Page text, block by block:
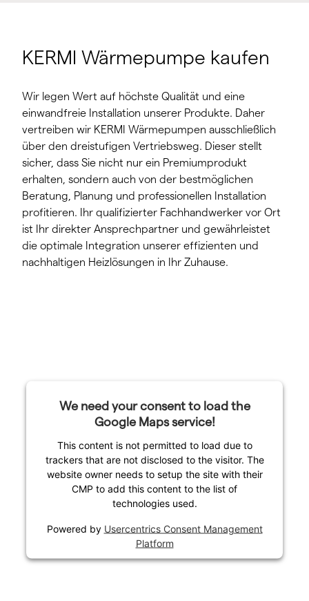
KERMI Wärmepumpe kaufen
Wir legen Wert auf höchste Qualität und eine
einwandfreie Installation unserer Produkte. Daher
vertreiben wir KERMI Wärmepumpen ausschließlich
über den dreistufigen Vertriebsweg. Dieser stellt
sicher, dass Sie nicht nur ein Premiumprodukt
erhalten, sondern auch von der bestmöglichen
Beratung, Planung und professionellen Installation
profitieren. Ihr qualifizierter Fachhandwerker vor Ort
ist Ihr direkter Ansprechpartner und gewährleistet
die optimale Integration unserer effizienten und
nachhaltigen Heizlösungen in Ihr Zuhause.
We need your consent to load the
Google Maps service!
This content is not permitted to load due to
trackers that are not disclosed to the visitor. The
website owner needs to setup the site with their
CMP to add this content to the list of
technologies used.
Powered by Usercentrics Consent Management
Platform
Ratgeber